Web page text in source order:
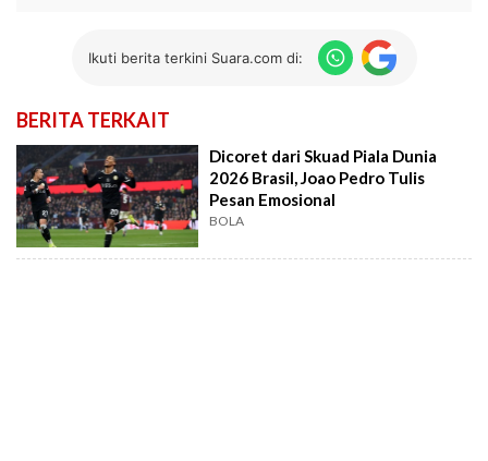
Ikuti berita terkini Suara.com di:
BERITA TERKAIT
Dicoret dari Skuad Piala Dunia
2026 Brasil, Joao Pedro Tulis
Pesan Emosional
BOLA